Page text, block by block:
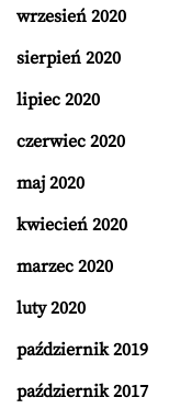
wrzesień 2020
sierpień 2020
lipiec 2020
czerwiec 2020
maj 2020
kwiecień 2020
marzec 2020
luty 2020
październik 2019
październik 2017